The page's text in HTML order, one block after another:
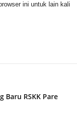
ini untuk lain kali
Baru RSKK Pare